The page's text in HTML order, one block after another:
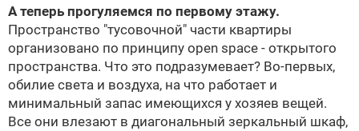
А теперь прогуляемся по первому этажу.
Пространство "тусовочной" части квартиры
организовано по принципу open space - открытого
пространства. Что это подразумевает? Во-первых,
обилие света и воздуха, на что работает и
минимальный запас имеющихся у хозяев вещей.
Все они влезают в диагональный зеркальный шкаф,